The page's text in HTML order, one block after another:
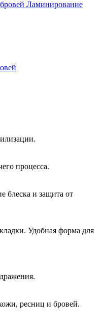
Ламинирование
процесса.
блеска и защита от
Удобная форма для
ресниц и бровей.